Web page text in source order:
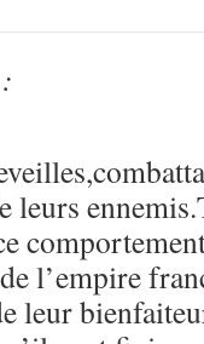
leurs
l’empire
leur